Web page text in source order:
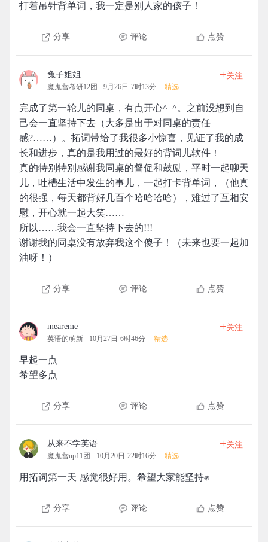
打着吊针背单词，我一定是别人家的孩子！
分享 评论 点赞
兔子姐姐
魔鬼营考研12团 9月26日 7时13分 精选
+关注
完成了第一轮儿的同桌，有点开心^_^。之前没想到自
己会一直坚持下去（大多是出于对同桌的责任
感?……）。拓词带给了我很多小惊喜，见证了我的成
长和进步，真的是我用过的最好的背词儿软件！
真的特别特别感谢我同桌的督促和鼓励，平时一起聊天
儿，吐槽生活中发生的事儿，一起打卡背单词，（他真
的很强，每天都背好几百个哈哈哈哈），难过了互相安
慰，开心就一起大笑……
所以……我会一直坚持下去的!!!
谢谢我的同桌没有放弃我这个傻子！（未来也要一起加
油呀！）
分享 评论 点赞
meareme
英语的萌新 10月27日 6时46分 精选
+关注
早起一点
希望多点
分享 评论 点赞
从来不学英语
魔鬼营up11团 10月20日 22时16分 精选
+关注
用拓词第一天 感觉很好用。希望大家能坚持✊
分享 评论 点赞